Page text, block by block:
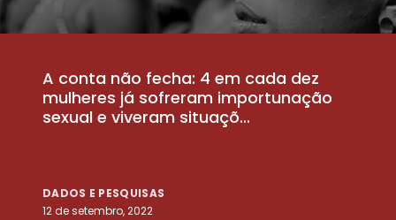
A conta não fecha: 4 em cada dez
mulheres já sofreram importunação
sexual e viveram situaçõ...
DADOS E PESQUISAS
12 de setembro, 2022